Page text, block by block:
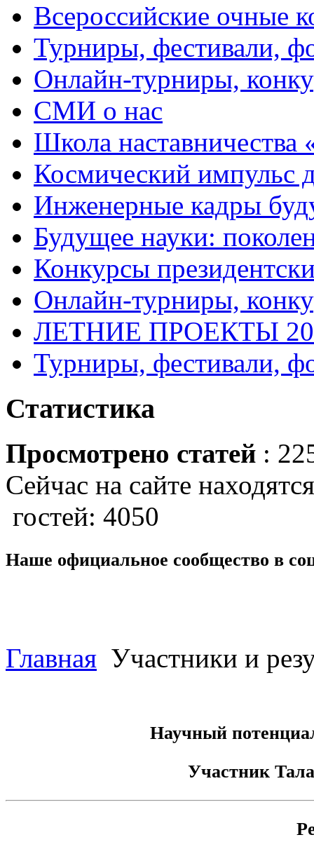
Всероссийские очные
Турниры, фестивали,
Онлайн-турниры,
СМИ о нас
Школа
Космический импульс
Инженерные кадры
Будущее науки:
Конкурсы
Онлайн-турниры,
ЛЕТНИЕ ПРОЕКТЫ
Турниры, фестивали,
Статистика
Просмотрено статей :
Сейчас на сайте
гостей: 4050
Наше официальное сообщество в
Главная Участники и
Научный
Участник